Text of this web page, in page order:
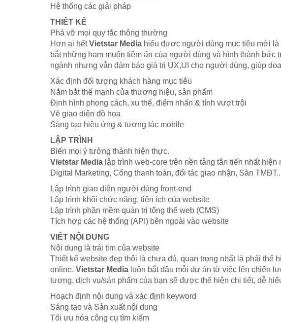
Hệ thống các giải pháp
THIẾT KẾ
Phá vỡ mọi quy tắc thông thường
Hơn ai hếtVietstar Media hiểu được người dùng mục tiêu mới là
bắt những ham muốn tiềm ẩn của người dùng và hình thành bức
ngành nhưng vẫn đảm bảo giá trị UX,UI cho người dùng, giúp
Xác định đối tượng khách hàng mục tiêu
Nắm bắt thế mạnh của thương hiệu, sản phẩm
Định hình phong cách, xu thế, điểm nhấn & tính vượt trội
Vẽ giao diện đồ họa
Sáng tạo hiệu ứng & tương tác mobile
LẬP TRÌNH
Biến mọi ý tưởng thành hiện thực.
Vietstar Media lập trình web-core trên nền tảng tân tiến nhất
Digital Marketing, Cổng thanh toán, đối tác giao nhận, Sàn
Lập trình giao diện người dùng front-end
Lập trình khối chức năng, tiện ích của website
Lập trình phần mềm quản trị tổng thể web (CMS)
Tích hợp các hệ thống (API) bên ngoài vào website
VIẾT NỘI DUNG
Nội dung là trái tim của website
Thiết kế website đẹp thôi là chưa đủ, quan trọng nhất là phải thể
online. Vietstar Media luôn bắt đầu mỗi dự án từ việc lên chiến
tượng, dịch vụ/sản phẩm của bạn sẽ được thể hiện chi tiết, dễ
Hoạch định nội dung và xác định keyword
Sáng tạo và Sản xuất nội dung
Tối ưu hóa công cụ tìm kiếm